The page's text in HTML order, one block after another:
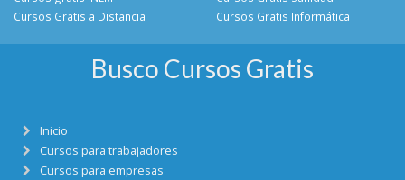
Cursos Gratis a Distancia
Cursos Gratis Informática
Busco Cursos Gratis
Inicio
Cursos para trabajadores
Cursos para empresas